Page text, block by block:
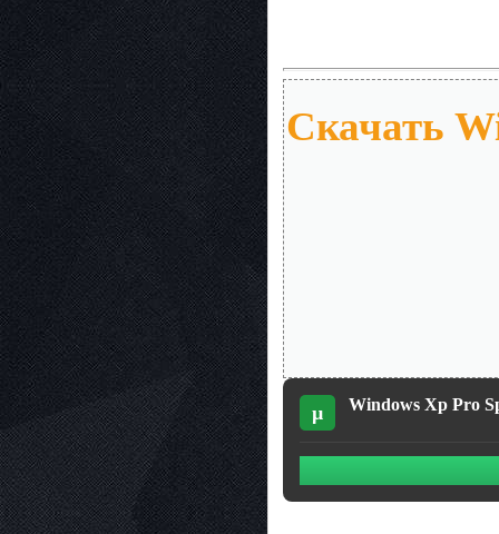
Скачать
µ Windows Xp Pro